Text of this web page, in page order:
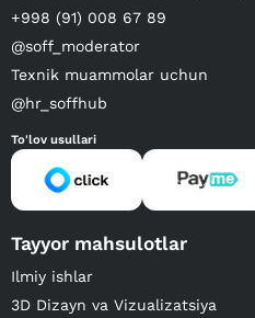
+998 (91) 008 67 89
@soff_moderator
Texnik muammolar uchun
@hr_soffhub
To'lov usullari
Tayyor mahsulotlar
Ilmiy ishlar
3D Dizayn va Vizualizatsiya